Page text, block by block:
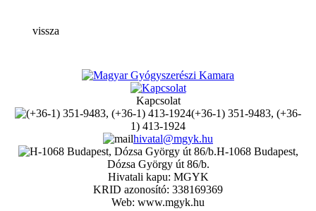
vissza
Kapcsolat
(+36-1) 351-9483, (+36-
1) 413-1924
hivatal@mgyk.hu
H-1068 Budapest,
Dózsa György út 86/b.
Hivatali kapu: MGYK
KRID azonosító: 338169369
Web: www.mgyk.hu